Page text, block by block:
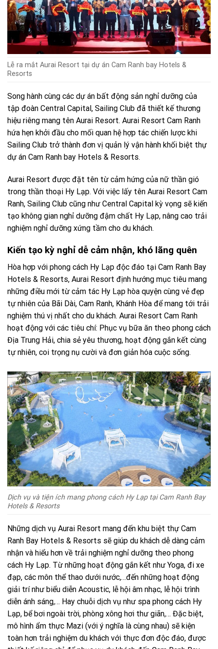
Lễ ra mắt Aurai Resort tại dự án Cam Ranh bay Hotels &
Resorts
Song hành cùng các dự án bất động sản nghỉ dưỡng của
tập đoàn Central Capital, Sailing Club đã thiết kế thương
hiệu riêng mang tên Aurai Resort. Aurai Resort Cam Ranh
hứa hẹn khởi đầu cho mối quan hệ hợp tác chiến lược khi
Sailing Club trở thành đơn vị quản lý vận hành khối biệt thự
dự án Cam Ranh bay Hotels & Resorts.
Aurai Resort được đặt tên từ cảm hứng của nữ thần gió
trong thần thoại Hy Lạp. Với việc lấy tên Aurai Resort Cam
Ranh, Sailing Club cũng như Central Capital kỳ vọng sẽ kiến
tạo không gian nghỉ dưỡng đậm chất Hy Lạp, nâng cao trải
nghiệm nghỉ dưỡng xứng tầm cho du khách.
Kiến tạo kỳ nghỉ dễ cảm nhận, khó lãng quên
Hòa hợp với phong cách Hy Lạp độc đáo tại Cam Ranh Bay
Hotels & Resorts, Aurai Resort định hướng mục tiêu mang
những điều mới từ cảm tác Hy Lạp hòa quyện cùng vẻ đẹp
tự nhiên của Bãi Dài, Cam Ranh, Khánh Hòa để mang tới trải
nghiệm thú vị nhất cho du khách. Aurai Resort Cam Ranh
hoạt động với các tiêu chí: Phục vụ bữa ăn theo phong cách
Địa Trung Hải, chia sẻ yêu thương, hoạt động gắn kết cùng
tự nhiên, coi trọng nụ cười và đơn giản hóa cuộc sống.
Dịch vụ và tiện ích mang phong cách Hy Lạp tại Cam Ranh Bay
Hotels & Resorts
Những dịch vụ Aurai Resort mang đến khu biệt thự Cam
Ranh Bay Hotels & Resorts sẽ giúp du khách dễ dàng cảm
nhận và hiểu hơn về trải nghiệm nghỉ dưỡng theo phong
cách Hy Lạp. Từ những hoạt động gắn kết như Yoga, đi xe
đạp, các môn thể thao dưới nước,…đến những hoạt động
giải trí như biểu diễn Acoustic, lễ hội âm nhạc, lễ hội trình
diễn ánh sáng,… Hay chuỗi dịch vụ như spa phong cách Hy
Lạp, bể bơi ngoài trời, phòng xông hơi thư giãn,… Đặc biệt,
mô hình ẩm thực Mazi (với ý nghĩa là cùng nhau) sẽ kiện
toàn hơn trải nghiệm du khách với thực đơn độc đáo, được